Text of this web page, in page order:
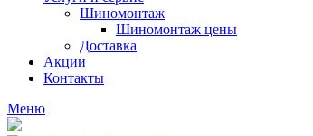
Шиномонтаж
Шиномонтаж цены
Доставка
Акции
Контакты
Меню